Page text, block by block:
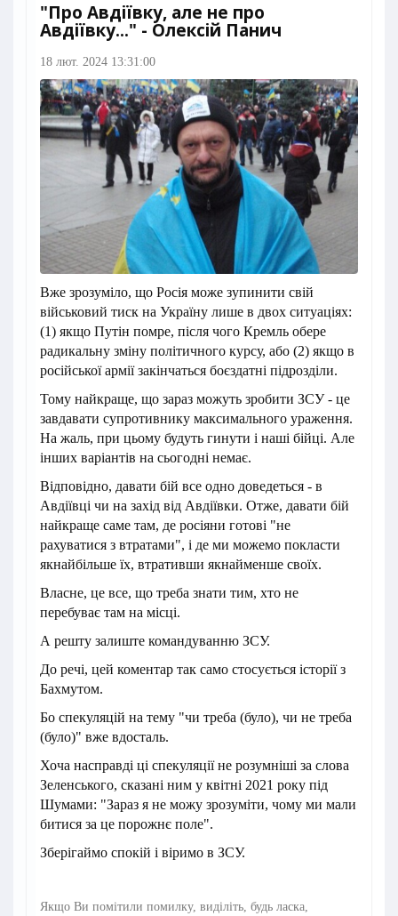
"Про Авдіївку, але не про
Авдіївку..." - Олексій Панич
18 лют. 2024 13:31:00
Вже зрозуміло, що Росія може зупинити свій
військовий тиск на Україну лише в двох ситуаціях:
(1) якщо Путін помре, після чого Кремль обере
радикальну зміну політичного курсу, або (2) якщо в
російської армії закінчаться боєздатні підрозділи.
Тому найкраще, що зараз можуть зробити ЗСУ - це
завдавати супротивнику максимального ураження.
На жаль, при цьому будуть гинути і наші бійці. Але
інших варіантів на сьогодні немає.
Відповідно, давати бій все одно доведеться - в
Авдіївці чи на захід від Авдіївки. Отже, давати бій
найкраще саме там, де росіяни готові "не
рахуватися з втратами", і де ми можемо покласти
якнайбільше їх, втративши якнайменше своїх.
Власне, це все, що треба знати тим, хто не
перебуває там на місці.
А решту залиште командуванню ЗСУ.
До речі, цей коментар так само стосується історії з
Бахмутом.
Бо спекуляцій на тему "чи треба (було), чи не треба
(було)" вже вдосталь.
Хоча насправді ці спекуляції не розумніші за слова
Зеленського, сказані ним у квітні 2021 року під
Шумами: "Зараз я не можу зрозуміти, чому ми мали
битися за це порожнє поле".
Зберігаймо спокій і віримо в ЗСУ.
Якщо Ви помітили помилку, виділіть, будь ласка,